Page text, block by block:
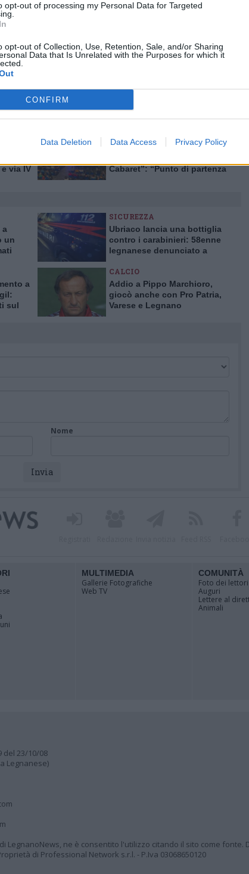
opt-out of processing my Personal Data for Targeted
opt-out of Collection, Use, Retention, Sale, and/or Sharing
Data that Is Unrelated with the Purposes for which it
CONFIRM
Data Deletion Data Access Privacy Policy
Il contenuto di questo commento esprime il pensiero dell'autore e
che rimane autonoma e indipendente. I messaggi inclusi nei commenti
lettori che possono essere automaticamente pubblicati senza filtro
a siti esterni verranno rimossi in automatico dal sistema.
Mercato del lavoro,
via IV
Buona la prima per la
Cabaret”: “Punto di partenza
a
un
SICUREZZA
Ubriaco lancia una bottiglia
contro i carabinieri: 58enne
legnanese denunciato a
a
sul
CALCIO
Addio a Pippo Marchioro,
giocò anche con Pro Patria,
Varese e Legnano
Nome
MULTIMEDIA
Gallerie Fotografiche
Web TV
COMUNITÀ
Foto dei lettori
Auguri
Lettere al
Animali
del 23/10/08
Legnanese)
LegnanoNews, ne è consentito l'utilizzo citando il sito come
di Professional Network s.r.l. - P.Iva 03068650120